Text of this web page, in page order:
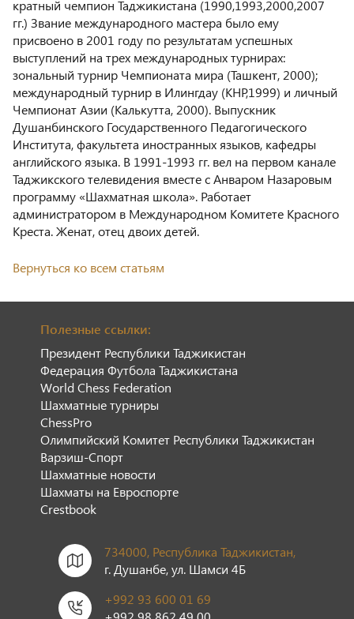
кратный чемпион Таджикистана (1990,1993,2000,2007
гг.) Звание международного мастера было ему
присвоено в 2001 году по результатам успешных
выступлений на трех международных турнирах:
зональный турнир Чемпионата мира (Ташкент, 2000);
международный турнир в Илингдау (КНР,1999) и личный
Чемпионат Азии (Калькутта, 2000). Выпускник
Душанбинского Государственного Педагогического
Института, факультета иностранных языков, кафедры
английского языка. В 1991-1993 гг. вел на первом канале
Таджикского телевидения вместе с Анваром Назаровым
программу «Шахматная школа». Работает
администратором в Международном Комитете Красного
Креста. Женат, отец двоих детей.
Вернуться ко всем статьям
Полезные ссылки:
Президент Республики Таджикистан
Федерация Футбола Таджикистана
World Chess Federation
Шахматные турниры
ChessPro
Олимпийский Комитет Республики Таджикистан
Варзиш-Спорт
Шахматные новости
Шахматы на Евроспорте
Сrestbook
734000, Республика Таджикистан,
г. Душанбе, ул. Шамси 4Б
+992 93 600 01 69